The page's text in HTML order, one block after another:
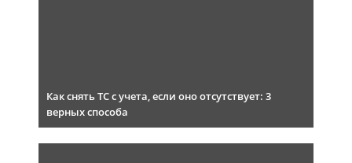
Как снять ТС с учета, если оно отсутствует: 3
верных способа